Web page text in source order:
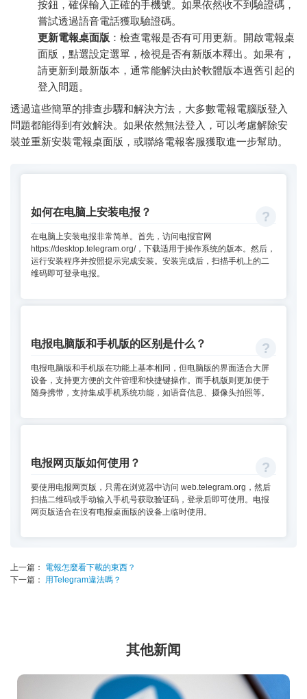
按鈕，確保輸入正確的手機號。如果依然收不到驗證碼，
嘗試透過語音電話獲取驗證碼。
更新電報桌面版 ：檢查電報是否有可用更新。開啟電報桌
面版，點選設定選單，檢視是否有新版本釋出。如果有，
請更新到最新版本，通常能解決由於軟體版本過舊引起的
登入問題。
透過這些簡單的排查步驟和解決方法，大多數電報電腦版登入
問題都能得到有效解決。如果依然無法登入，可以考慮解除安
裝並重新安裝電報桌面版，或聯絡電報客服獲取進一步幫助。
如何在电脑上安装电报？
在电脑上安装电报非常简单。首先，访问电报官网
https://desktop.telegram.org/，下载适用于操作系统的版本。然后，
运行安装程序并按照提示完成安装。安装完成后，扫描手机上的二
维码即可登录电报。
电报电脑版和手机版的区别是什么？
电报电脑版和手机版在功能上基本相同，但电脑版的界面适合大屏
设备，支持更方便的文件管理和快捷键操作。而手机版则更加便于
随身携带，支持集成手机系统功能，如语音信息、摄像头拍照等。
电报网页版如何使用？
要使用电报网页版，只需在浏览器中访问 web.telegram.org，然后
扫描二维码或手动输入手机号获取验证码，登录后即可使用。电报
网页版适合在没有电报桌面版的设备上临时使用。
上一篇：
電報怎麼看下載的東西？
下一篇：
用Telegram違法嗎？
其他新闻